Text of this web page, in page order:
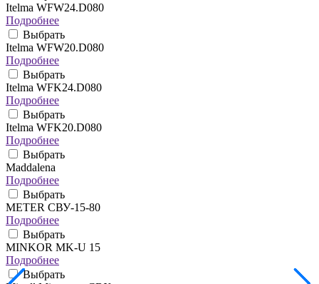
Itelma WFW24.D080
Подробнее
Выбрать
Itelma WFW20.D080
Подробнее
Выбрать
Itelma WFK24.D080
Подробнее
Выбрать
Itelma WFK20.D080
Подробнее
Выбрать
Maddalena
Подробнее
Выбрать
METER СВУ-15-80
Подробнее
Выбрать
MINKOR MK-U 15
Подробнее
Выбрать